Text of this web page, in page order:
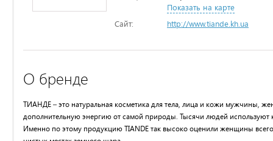
Показать на карте
Сайт:
http://www.tiande.kh.ua
О бренде
ТИАНДЕ – это натуральная косметика для тела, лица и кожи мужчины,
дополнительную энергию от самой природы. Тысячи людей используют
Именно по этому продукцию TIANDE так высоко оценили женщины